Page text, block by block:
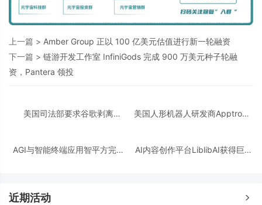
上一篇 > Amber Group 正以 100 亿美元估值进行新一轮融资
下一篇 > 链游开发工作室 InfiniGods 完成 900 万美元种子轮融
资，Pantera 领投
美国司法部要求谷歌剥离
美国人形机器人研发商Apptronik
AGI与智能终端应用智平方完成
AI内容创作平台LiblibAI获得巨人
近期活动